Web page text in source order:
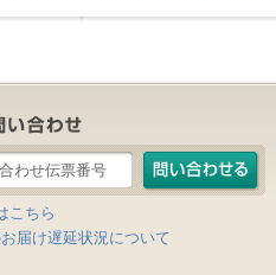
こちら
届け遅延状況について